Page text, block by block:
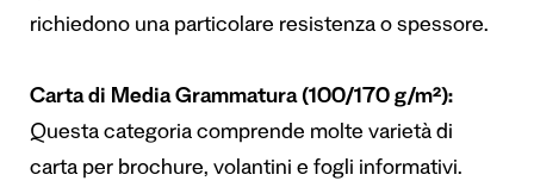
richiedono una particolare resistenza o spessore.
Carta di Media Grammatura (100/170 g/m²):
Questa categoria comprende molte varietà di
carta per brochure, volantini e fogli informativi.